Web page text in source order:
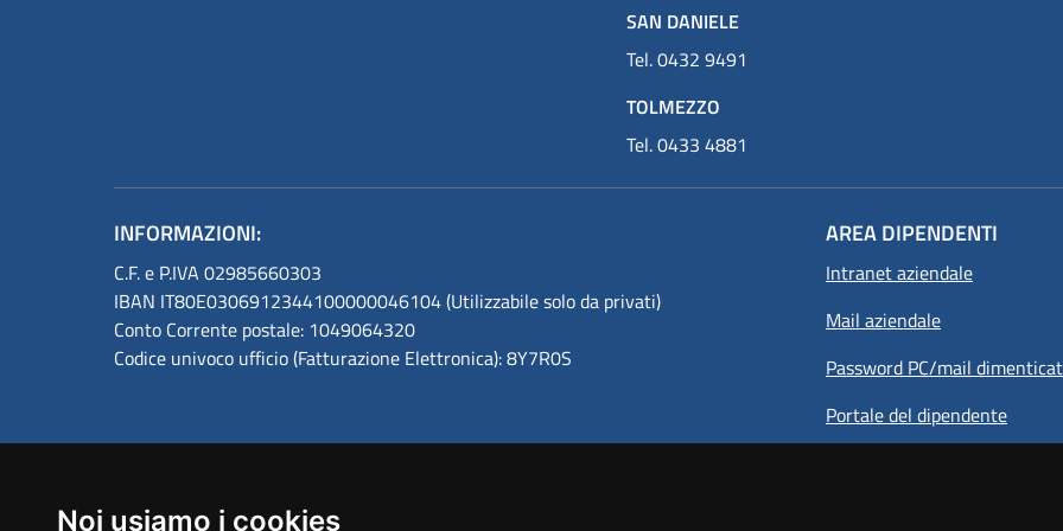
Noi usiamo i cookies
SAN DANIELE
Tel. 0432 9491
TOLMEZZO
Tel. 0433 4881
INFORMAZIONI:
C.F. e P.IVA 02985660303
IBAN IT80E0306912344100000046104 (Utilizzabile solo da privati)
Conto Corrente postale: 1049064320
Codice univoco ufficio (Fatturazione Elettronica): 8Y7R0S
AREA DIPENDENTI
Intranet aziendale
Mail aziendale
Password PC/mail
Portale del dipendente